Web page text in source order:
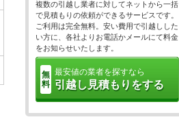
複数の引越し業者に対してネットから一括
で見積もりの依頼ができるサービスです。
ご利用は完全無料。安い費用で引越しした
い方に、各社よりお電話かメールにて料金
をお知らせいたします。
無
料
最安値の業者を探すなら
引越し見積もりをする